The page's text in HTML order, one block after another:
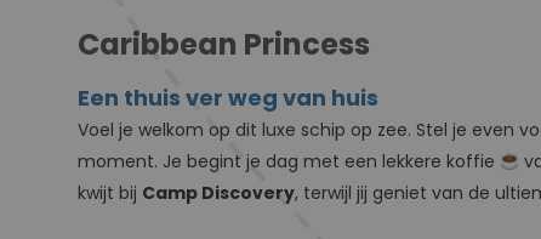
Caribbean Princess
Een thuis ver weg van huis
Voel je welkom op dit luxe schip op zee. Stel je even
moment. Je begint je dag met een lekkere koffie
kwijt bij Camp Discovery, terwijl jij geniet van de